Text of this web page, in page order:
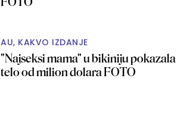
AU, KAKVO IZDANJE
"Najseksi mama" u bikiniju pokazala
telo od milion dolara FOTO